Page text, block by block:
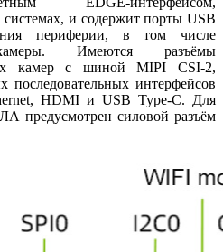
и содержит порты USB
периферии, в том числе
камеры. Имеются разъёмы
камер с шиной MIPI CSI-2,
последовательных интерфейсов
HDMI и USB Type-C. Для
предусмотрен силовой разъём